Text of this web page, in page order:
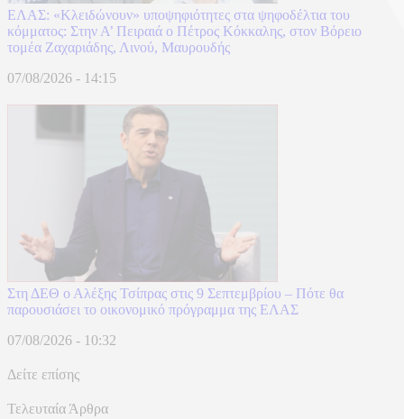
ΕΛΑΣ: «Κλειδώνουν» υποψηφιότητες στα ψηφοδέλτια του
κόμματος: Στην Α’ Πειραιά ο Πέτρος Κόκκαλης, στον Βόρειο
τομέα Ζαχαριάδης, Λινού, Μαυρουδής
07/08/2026 - 14:15
Στη ΔΕΘ ο Αλέξης Τσίπρας στις 9 Σεπτεμβρίου – Πότε θα
παρουσιάσει το οικονομικό πρόγραμμα της ΕΛΑΣ
07/08/2026 - 10:32
Δείτε επίσης
Τελευταία Άρθρα